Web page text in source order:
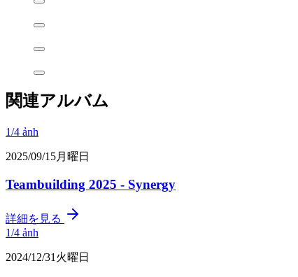
関連アルバム
1/4 ảnh
2025/09/15月曜日
Teambuilding 2025 - Synergy
詳細を見る
1/4 ảnh
2024/12/31火曜日